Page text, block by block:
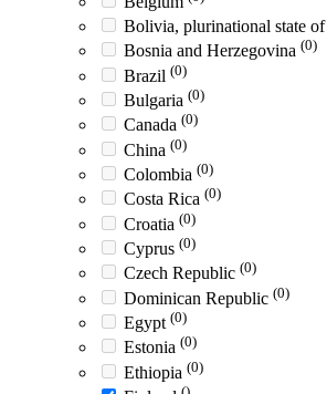
Bolivia, plurinational state of
Bosnia and Herzegovina (0)
Brazil (0)
Bulgaria (0)
Canada (0)
China (0)
Colombia (0)
Costa Rica (0)
Croatia (0)
Cyprus (0)
Czech Republic (0)
Dominican Republic (0)
Egypt (0)
Estonia (0)
Ethiopia (0)